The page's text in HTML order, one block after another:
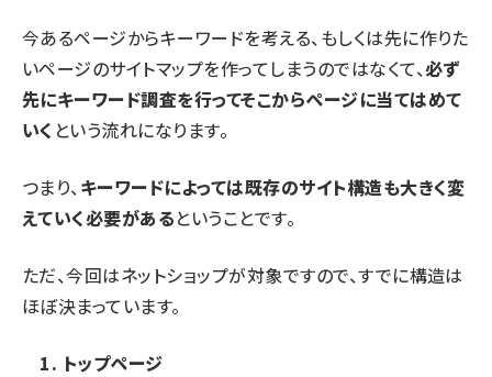
今あるページからキーワードを考える、もしくは先に作りた
いページのサイトマップを作ってしまうのではなくて、必ず
先にキーワード調査を行ってそこからページに当てはめて
いく という流れになります。
つまり、キーワードによっては既存のサイト構造も大きく変
えていく必要があるということです。
ただ、今回はネットショップが対象ですので、すでに構造は
ほぼ決まっています。
1. トップページ